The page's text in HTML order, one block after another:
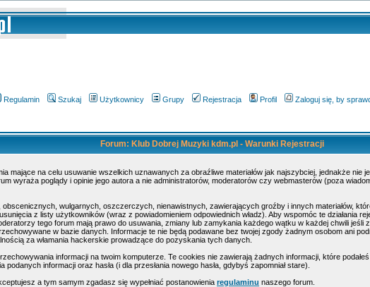
Regulamin Szukaj Użytkownicy Grupy Rejestracja Profil Zaloguj się, by
Forum: Klub Dobrej Muzyki kdm.pl - Warunki Rejestracji
mające na celu usuwanie wszelkich uznawanych za obraźliwe materiałów jak najszybciej, jednakże
wyraża poglądy i opinie jego autora a nie administratorów, moderatorów czy webmasterów (poza
wulgarnych, oszczerczych, nienawistnych, zawierających groźby i innych materiałów,
z listy użytkowników (wraz z powiadomieniem odpowiednich władz). Aby wspomóc te działania
tego forum mają prawo do usuwania, zmiany lub zamykania każdego wątku w każdej chwili
w bazie danych. Informacje te nie będą podawane bez twojej zgody żadnym osobom ani
za włamania hackerskie prowadzące do pozyskania tych danych.
informacji na twoim komputerze. Te cookies nie zawierają żadnych informacji, które
informacji oraz hasła (i dla przesłania nowego hasła, gdybyś zapomniał stare).
a tym samym zgadasz się wypełniać postanowienia regulaminu naszego forum.